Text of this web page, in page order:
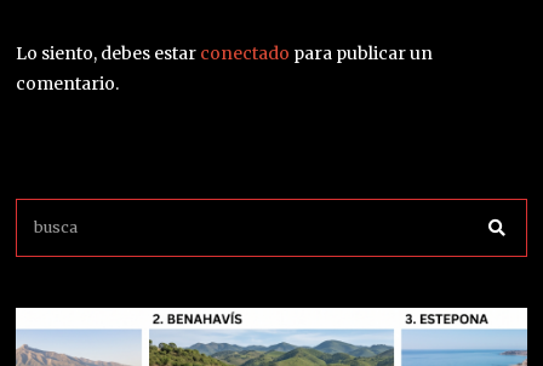
Lo siento, debes estar conectado para publicar un
comentario.